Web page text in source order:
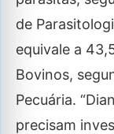
de
equivale a
Bovinos,
Pecuária.
precisam